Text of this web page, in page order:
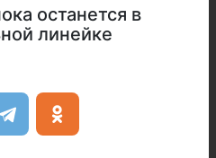
останется в
линейке